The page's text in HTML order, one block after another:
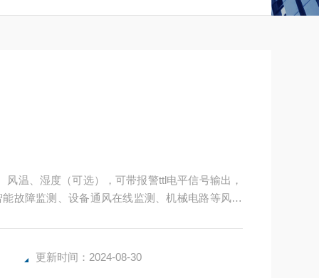
温、湿度（可选），可带报警ttl电平信号输出，
故障监测、设备通风在线监测、机械电路等风扇
更新时间：2024-08-30